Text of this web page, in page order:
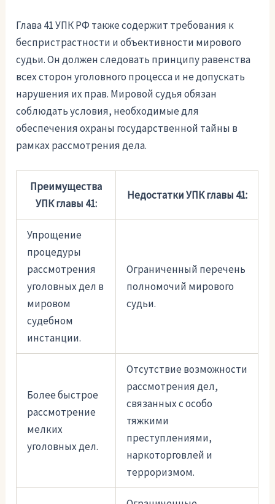
Глава 41 УПК РФ также содержит требования к
беспристрастности и объективности мирового
судьи. Он должен следовать принципу равенства
всех сторон уголовного процесса и не допускать
нарушения их прав. Мировой судья обязан
соблюдать условия, необходимые для
обеспечения охраны государственной тайны в
рамках рассмотрения дела.
Преимущества
УПК главы 41:
Недостатки УПК главы 41:
Упрощение
процедуры
рассмотрения
уголовных дел в
мировом
судебном
инстанции.
Ограниченный перечень
полномочий мирового
судьи.
Более быстрое
рассмотрение
мелких
уголовных дел.
Отсутствие возможности
рассмотрения дел,
связанных с особо
тяжкими
преступлениями,
наркоторговлей и
терроризмом.